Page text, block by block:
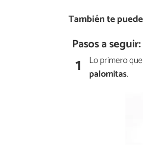
También te
Pasos a seguir:
1 Lo primero
palomitas.